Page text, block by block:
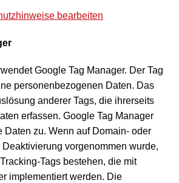
bearbeiten
Google Tag Manager. Der Tag
personenbezogenen Daten. Das
anderer Tags, die ihrerseits
erfassen. Google Tag Manager
Daten zu. Wenn auf Domain- oder
vorgenommen wurde,
Tags bestehen, die mit
implementiert werden. Die